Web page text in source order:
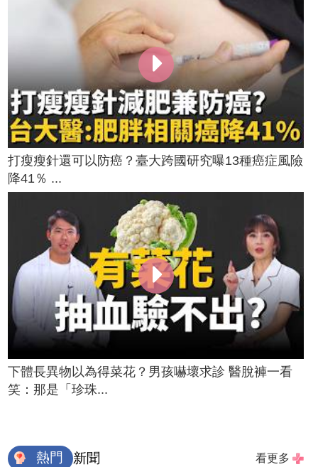
打瘦瘦針還可以防癌？臺大跨國研究曝13種癌症風險
降41％ ...
下體長異物以為得菜花？男孩嚇壞求診 醫脫褲一看
笑：那是「珍珠...
熱門 新聞 看更多